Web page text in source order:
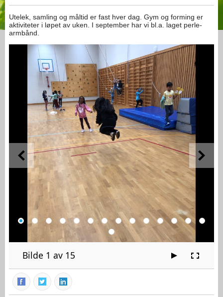
Utelek, samling og måltid er fast hver dag. Gym og forming er
aktiviteter i løpet av uken. I september har vi bl.a. laget perle-
armbånd.
Bilde 1 av 15